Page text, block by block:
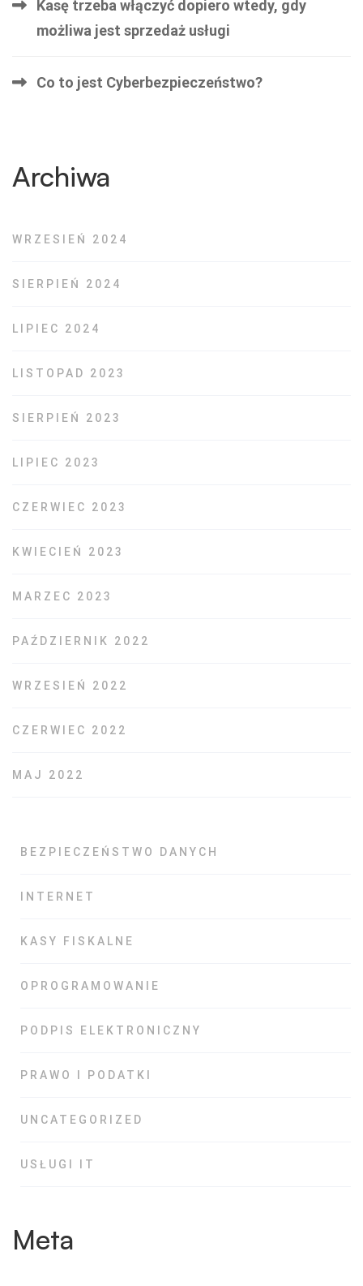
Kasę trzeba włączyć dopiero wtedy, gdy
możliwa jest sprzedaż usługi
Co to jest Cyberbezpieczeństwo?
Archiwa
WRZESIEŃ 2024
SIERPIEŃ 2024
LIPIEC 2024
LISTOPAD 2023
SIERPIEŃ 2023
LIPIEC 2023
CZERWIEC 2023
KWIECIEŃ 2023
MARZEC 2023
PAŹDZIERNIK 2022
WRZESIEŃ 2022
CZERWIEC 2022
MAJ 2022
BEZPIECZEŃSTWO DANYCH
INTERNET
KASY FISKALNE
OPROGRAMOWANIE
PODPIS ELEKTRONICZNY
PRAWO I PODATKI
UNCATEGORIZED
USŁUGI IT
Meta